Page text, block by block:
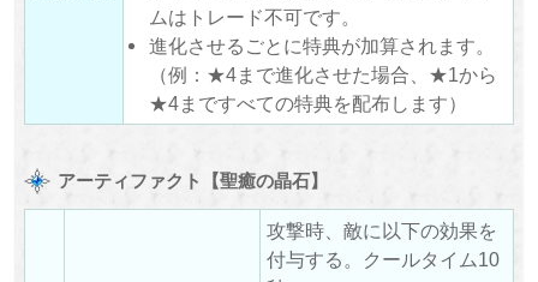
ムはトレード不可です。
進化させるごとに特典が加算されます。
（例：★4まで進化させた場合、★1から
★4まですべての特典を配布します）
アーティファクト【聖癒の晶石】
攻撃時、敵に以下の効果を
付与する。クールタイム10